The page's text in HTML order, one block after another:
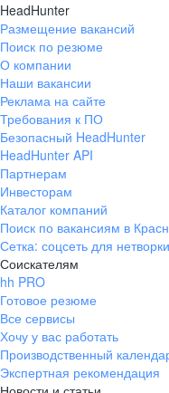
HeadHunter
Размещение вакансий
Поиск по резюме
О компании
Наши вакансии
Реклама на сайте
Требования к ПО
Безопасный HeadHunter
HeadHunter API
Партнерам
Инвесторам
Каталог компаний
Поиск по вакансиям в
Сетка: соцсеть для
Соискателям
hh PRO
Готовое резюме
Все сервисы
Хочу у вас работать
Производственный
Экспертная рекомендация